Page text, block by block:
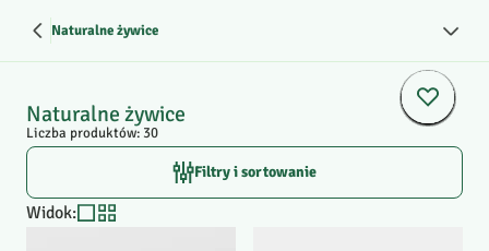
Naturalne żywice
Naturalne żywice
Liczba produktów: 30
Filtry i sortowanie
Widok: